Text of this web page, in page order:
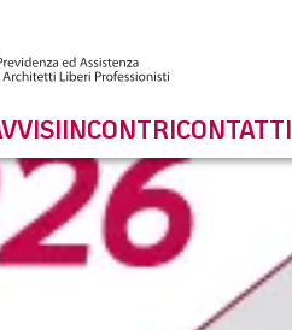
INCONTRICONTATTI